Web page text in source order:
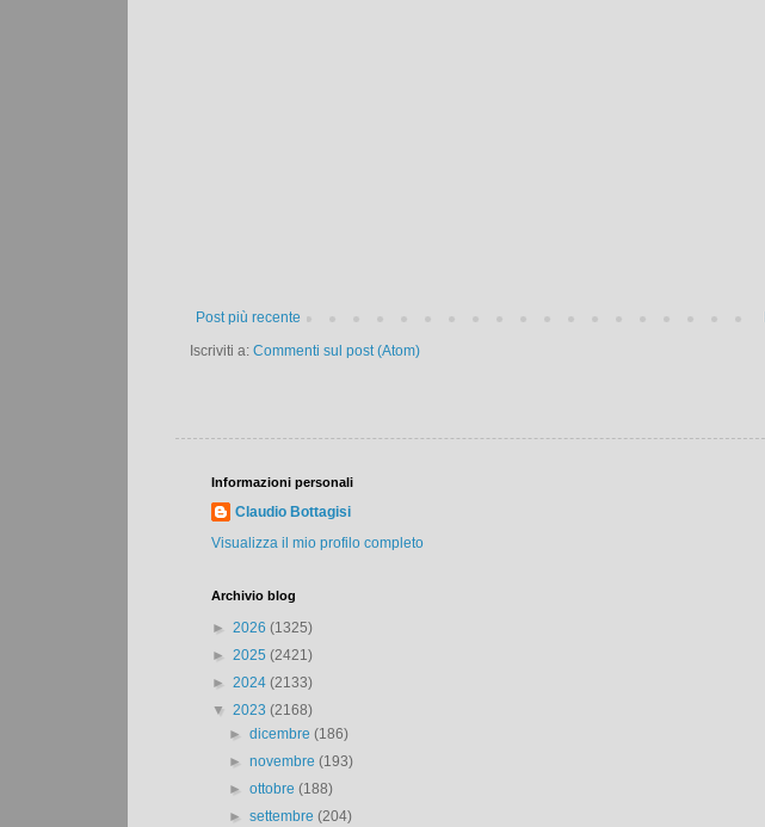
Post più recente
Iscriviti a: Commenti sul post (Atom)
Informazioni personali
Claudio Bottagisi
Visualizza il mio profilo completo
Archivio blog
► 2026 (1325)
► 2025 (2421)
► 2024 (2133)
▼ 2023 (2168)
►dicembre(186)
►novembre(193)
►ottobre(188)
►settembre(204)